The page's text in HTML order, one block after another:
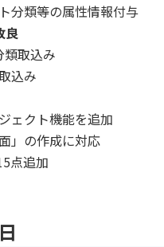
分類等の属性情報付与
良
類取込み
込み
ェクト機能を追加
」の作成に対応
点追加